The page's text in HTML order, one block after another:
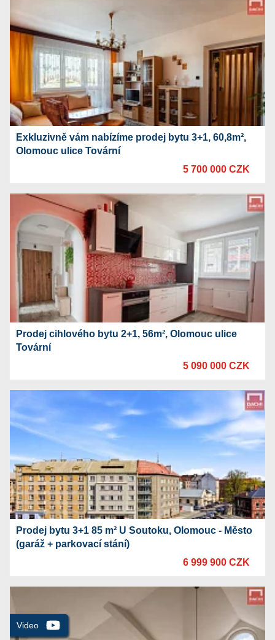
Exkluzivně vám nabízíme prodej bytu 3+1, 60,8m²,
Olomouc ulice Tovární
5 700 000 CZK
Prodej cihlového bytu 2+1, 56m², Olomouc ulice
Tovární
5 090 000 CZK
Prodej bytu 3+1 85 m² U Soutoku, Olomouc - Město
(garáž + parkovací stání)
6 999 900 CZK